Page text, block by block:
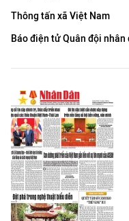
Thông tấn xã Việt Nam
Báo điện tử Quân đội nhân